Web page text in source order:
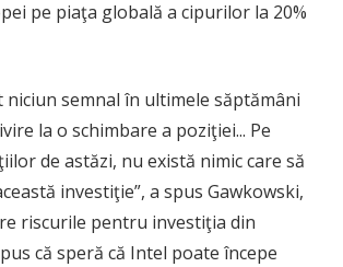
pe piaţa globală a cipurilor la 20%
niciun semnal în ultimele săptămâni
la o schimbare a poziţiei... Pe
de astăzi, nu există nimic care să
investiţie”, a spus Gawkowski,
riscurile pentru investiţia din
că speră că Intel poate începe